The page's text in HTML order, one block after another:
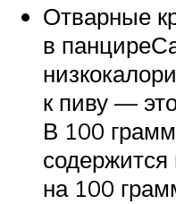
Отварные
в
к пиву —
В 100 грамм
содержится
на 100